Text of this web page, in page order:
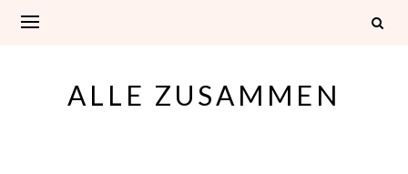
ALLE ZUSAMMEN